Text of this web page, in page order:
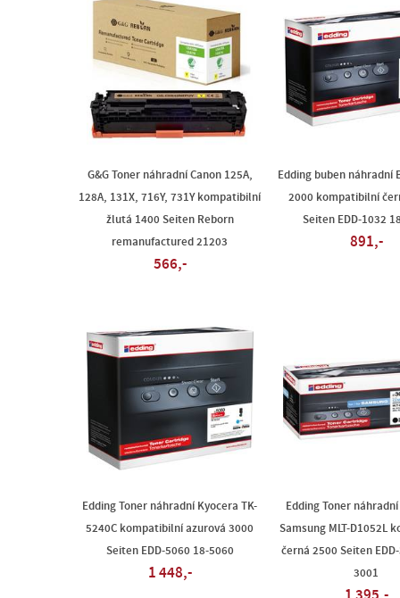
G&G Toner náhradní Canon 125A,
128A, 131X, 716Y, 731Y kompatibilní
žlutá 1400 Seiten Reborn
remanufactured 21203
566,-
Edding buben náhradní
2000 kompatibilní
Seiten EDD-1032
891,-
Edding Toner náhradní Kyocera TK-
5240C kompatibilní azurová 3000
Seiten EDD-5060 18-5060
1 448,-
Edding Toner
Samsung MLT-D1052L
černá 2500 Seiten
3001